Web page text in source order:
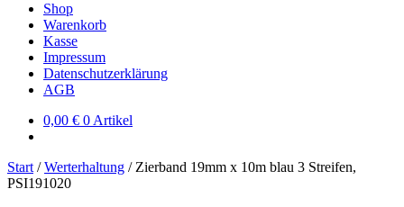
Shop
Warenkorb
Kasse
Impressum
Datenschutzerklärung
AGB
0,00 € 0 Artikel
Start /Werterhaltung / Zierband 19mm x 10m blau 3 Streifen,
PSI191020